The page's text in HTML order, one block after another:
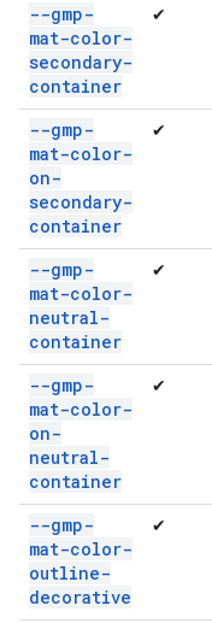
--gmp-
mat-color-
secondary-
container
✔
--gmp-
mat-color-
on-
secondary-
container
✔
--gmp-
mat-color-
neutral-
container
✔
--gmp-
mat-color-
on-
neutral-
container
✔
--gmp-
mat-color-
outline-
decorative
✔